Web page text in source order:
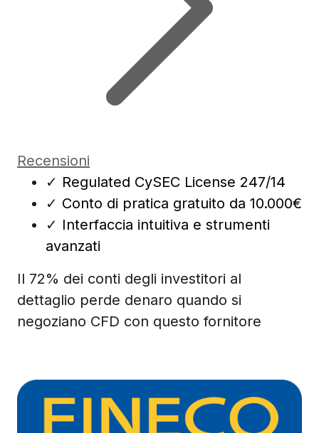
Recensioni
✓ Regulated CySEC License 247/14
✓ Conto di pratica gratuito da 10.000€
✓ Interfaccia intuitiva e strumenti
avanzati
Il 72% dei conti degli investitori al
dettaglio perde denaro quando si
negoziano CFD con questo fornitore